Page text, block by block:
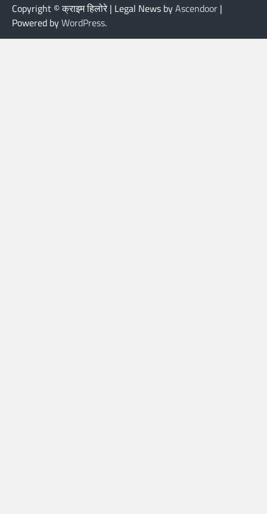
Copyright © क्राइम हिलोरे | Legal News byAscendoor |
Powered byWordPress.